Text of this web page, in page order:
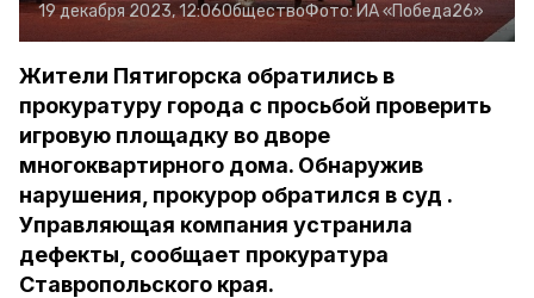
19 декабря 2023, 12:06ОбществоФото:ИА «Победа26»
Жители Пятигорска обратились в
прокуратуру города с просьбой проверить
игровую площадку во дворе
многоквартирного дома. Обнаружив
нарушения, прокурор обратился в суд .
Управляющая компания устранила
дефекты, сообщает прокуратура
Ставропольского края.